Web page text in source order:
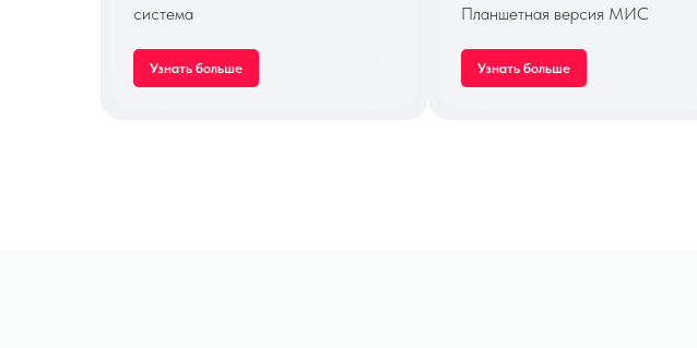
система
Узнать больше
Планшетная версия МИС
Узнать больше